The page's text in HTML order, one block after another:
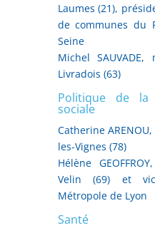
Laumes (21),
de communes du
Seine
Michel
Livradois (63)
Politique de
sociale
Catherine
les-Vignes (78)
Hélène
Velin (69) et
Métropole de Lyon
Santé